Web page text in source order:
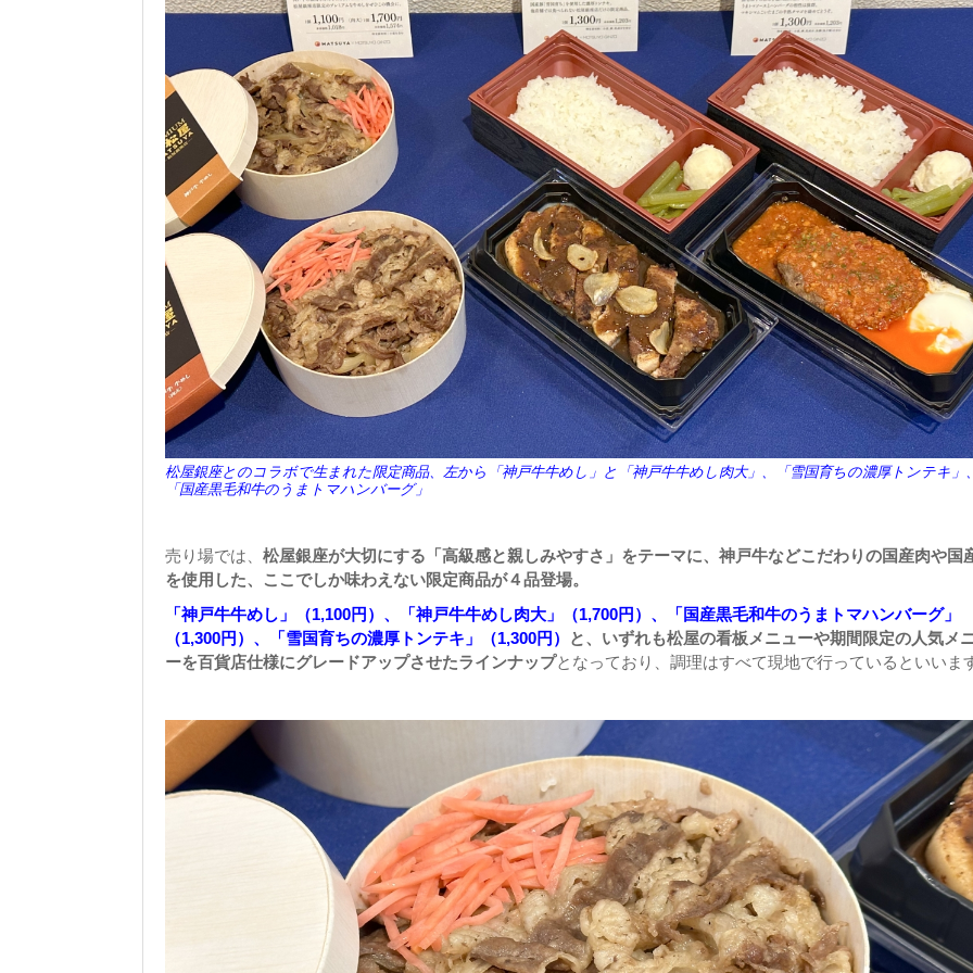
松屋銀座とのコラボで生まれた限定商品、左から「神戸牛牛めし」と「神戸牛牛めし肉大」、「雪国育ちの濃厚トンテキ」
「国産黒毛和牛のうまトマハンバーグ」
売り場では、 松屋銀座が大切にする「高級感と親しみやすさ」をテーマに、神戸牛などこだわりの国産肉や国
を使用した、ここでしか味わえない限定商品が４品登場。
「神戸牛牛めし」（1,100円）、「神戸牛牛めし肉大」（1,700円）、「国産黒毛和牛のうまトマハンバーグ」
（1,300円）、「雪国育ちの濃厚トンテキ」（1,300円）
と、いずれも松屋の看板メニューや期間限定の人気メ
ーを百貨店仕様にグレードアップさせたラインナップとなっており、調理はすべて現地で行っているといいま